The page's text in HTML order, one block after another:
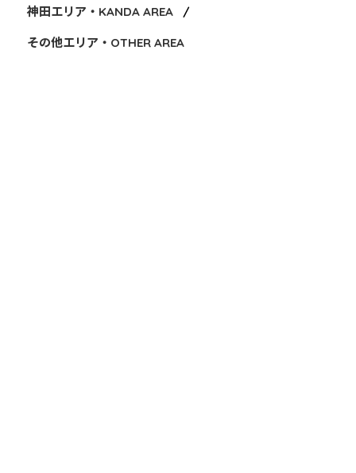
神田エリア・KANDA AREA
その他エリア・OTHER AREA